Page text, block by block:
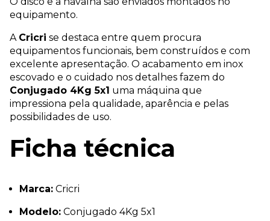
equipamento.
A Cricri se destaca entre quem procura
equipamentos funcionais, bem construídos e com
excelente apresentação. O acabamento em inox
escovado e o cuidado nos detalhes fazem do
Conjugado 4Kg 5x1 uma máquina que
impressiona pela qualidade, aparência e pelas
possibilidades de uso.
Ficha técnica
Marca: Cricri
Modelo: Conjugado 4Kg 5x1